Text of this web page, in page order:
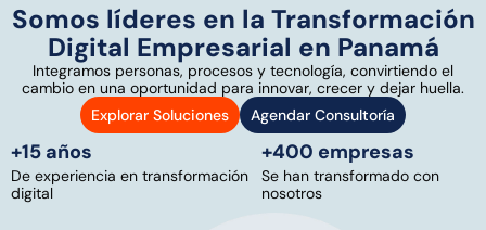
Somos líderes en la Transformación
Digital Empresarial en Panamá
Integramos personas, procesos y tecnología, convirtiendo el
cambio en una oportunidad para innovar, crecer y dejar huella.
Explorar Soluciones
Agendar Consultoría
+15 años
De experiencia en transformación
digital
+400 empresas
Se han transformado con
nosotros